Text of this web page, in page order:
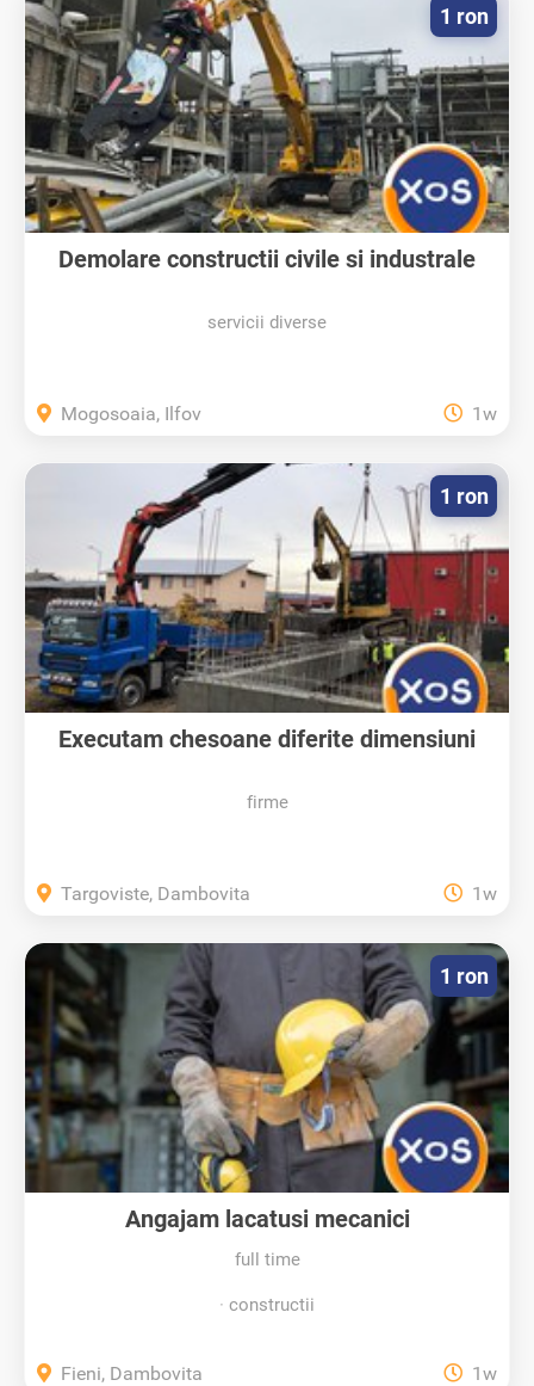
Demolare constructii civile si industrale
servicii diverse
1 ron
Mogosoaia, Ilfov 1w
Executam chesoane diferite dimensiuni
firme
1 ron
Targoviste, Dambovita 1w
Angajam lacatusi mecanici
full time
constructii
1 ron
Fieni, Dambovita 1w